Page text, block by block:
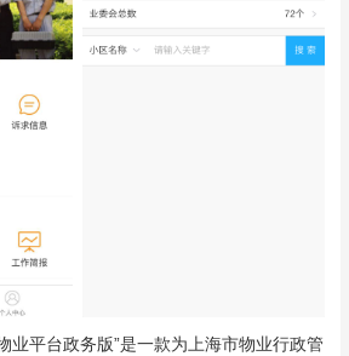
台政务版”是一款为上海市物业行政管